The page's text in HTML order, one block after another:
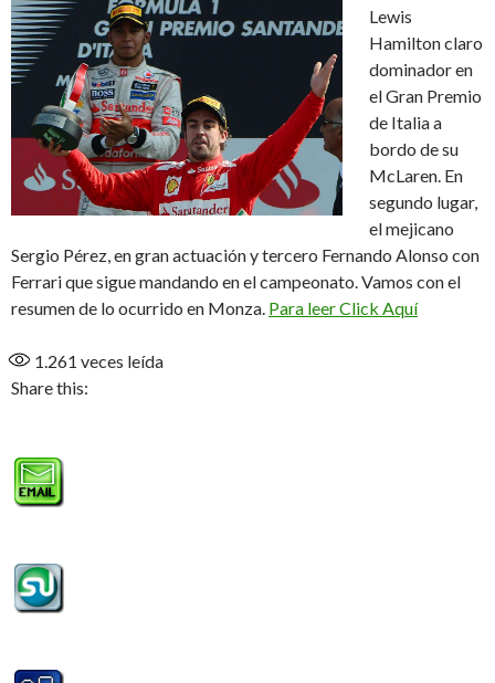
Lewis
Hamilton claro
dominador en
el Gran Premio
de Italia a
bordo de su
McLaren. En
segundo lugar,
el mejicano
Sergio Pérez, en gran actuación y tercero Fernando Alonso con
Ferrari que sigue mandando en el campeonato. Vamos con el
resumen de lo ocurrido en Monza. Para leer Click Aquí
1.261 veces leída
Share this: